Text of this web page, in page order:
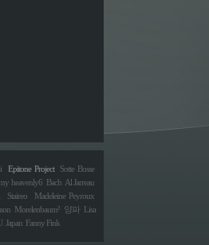
Epitone Project
Sotte Bosse
heavenly6 Bach Al Jarreau
Staireo
Madeleine Peyroux
Morelenbaum² 양파 Lisa
Japan Fanny Fink